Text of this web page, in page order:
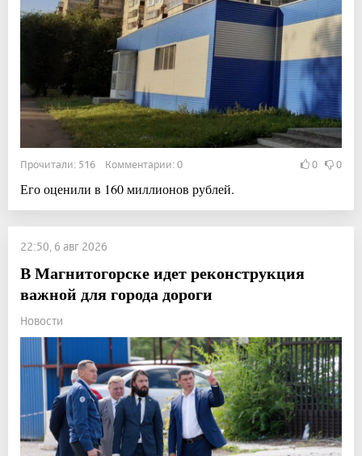
Прочитали: 516 Комментарии: 0 0 0
Его оценили в 160 миллионов рублей.
22:50, 6 авг 2026
В Магнитогорске идет реконструкция
важной для города дороги
Новости